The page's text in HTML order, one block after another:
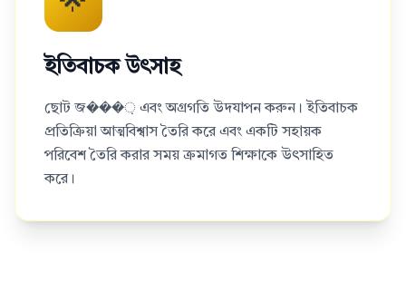
ইতিবাচক উৎসাহ
ছোট জ���় এবং অগ্রগতি উদযাপন করুন। ইতিবাচক
প্রতিক্রিয়া আত্মবিশ্বাস তৈরি করে এবং একটি সহায়ক
পরিবেশ তৈরি করার সময় ক্রমাগত শিক্ষাকে উৎসাহিত
করে।